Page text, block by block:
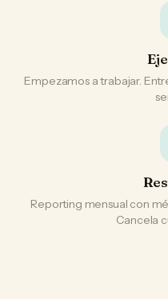
Empezamos a trabajar.
Reporting mensual con
Cancela